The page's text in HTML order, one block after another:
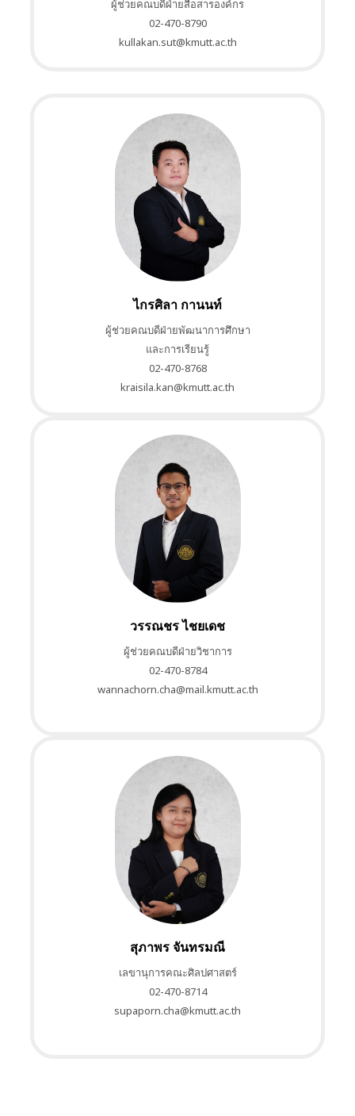
ผู้ช่วยคณบดีฝ่ายสื่อสารองค์กร
02-470-8790
kullakan.sut@kmutt.ac.th
ไกรศิลา กานนท์
ผู้ช่วยคณบดีฝ่ายพัฒนาการศึกษา
และการเรียนรู้
02-470-8768
kraisila.kan@kmutt.ac.th
วรรณชร ไชยเดช
ผู้ช่วยคณบดีฝ่ายวิชาการ
02-470-8784
wannachorn.cha@mail.kmutt.ac.th
สุภาพร จันทรมณี
เลขานุการคณะศิลปศาสตร์
02-470-8714
supaporn.cha@kmutt.ac.th